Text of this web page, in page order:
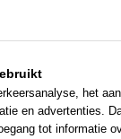
het
en advertenties.
tot informatie